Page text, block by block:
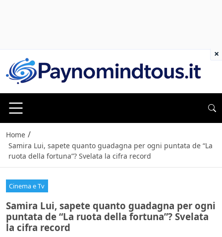
Home /
Samira Lui, sapete quanto guadagna per ogni puntata de “La
ruota della fortuna”? Svelata la cifra record
Cinema e Tv
Samira Lui, sapete quanto guadagna per ogni
puntata de “La ruota della fortuna”? Svelata
la cifra record
×